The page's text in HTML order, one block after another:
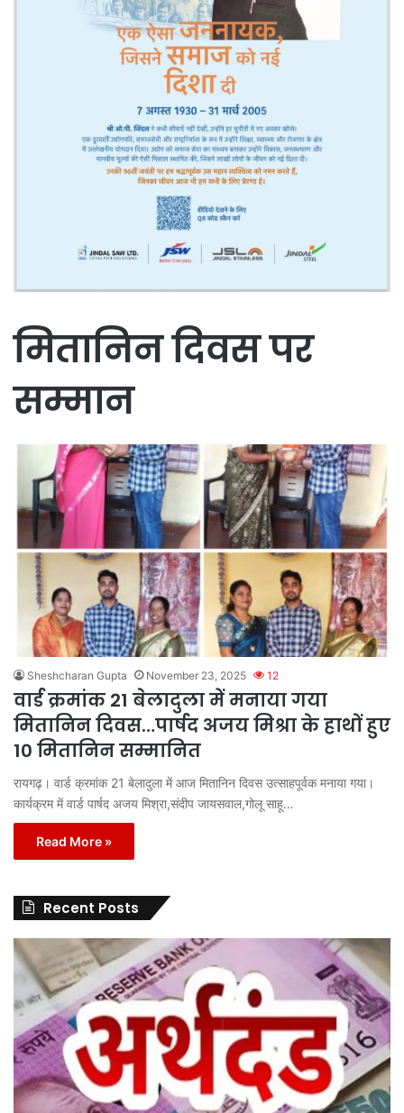
मितानिन दिवस पर
सम्मान
Sheshcharan Gupta November 23, 2025 12
वार्ड क्रमांक 21 बेलादुला में मनाया गया
मितानिन दिवस…पार्षद अजय मिश्रा के हाथों हुए
10 मितानिन सम्मानित
रायगढ़। वार्ड क्रमांक 21 बेलादुला में आज मितानिन दिवस उत्साहपूर्वक मनाया गया।
कार्यक्रम में वार्ड पार्षद अजय मिश्रा,संदीप जायसवाल,गोलू साहू…
Read More »
Recent Posts